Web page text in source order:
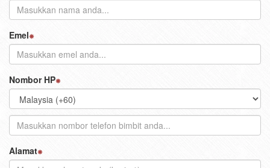
Emel
Nombor HP
Alamat